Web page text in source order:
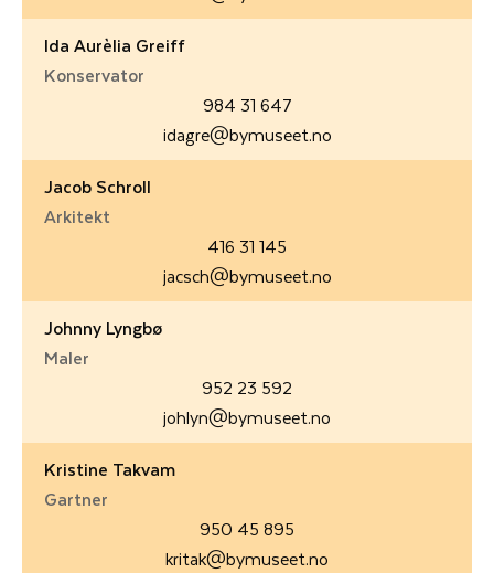
Ida Aurèlia Greiff
Konservator
984 31 647
idagre@bymuseet.no
Jacob Schroll
Arkitekt
416 31 145
jacsch@bymuseet.no
Johnny Lyngbø
Maler
952 23 592
johlyn@bymuseet.no
Kristine Takvam
Gartner
950 45 895
kritak@bymuseet.no